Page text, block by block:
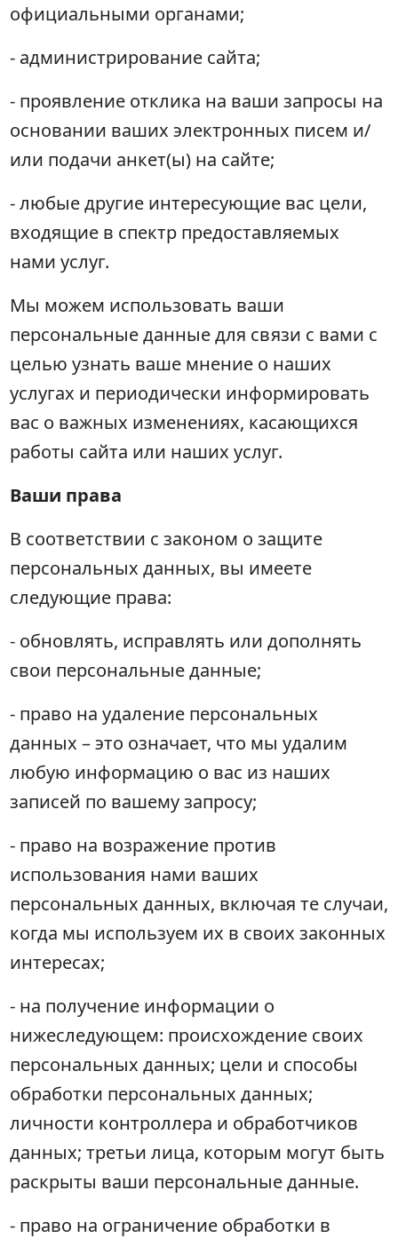
официальными органами;
- администрирование сайта;
- проявление отклика на ваши запросы на
основании ваших электронных писем и/
или подачи анкет(ы) на сайте;
- любые другие интересующие вас цели,
входящие в спектр предоставляемых
нами услуг.
Мы можем использовать ваши
персональные данные для связи с вами c
целью узнать ваше мнение о наших
услугах и периодически информировать
вас о важных изменениях, касающихся
работы сайта или наших услуг.
Ваши права
В соответствии с законом о защите
персональных данных, вы имеете
следующие права:
- обновлять, исправлять или дополнять
свои персональные данные;
- право на удаление персональных
данных – это означает, что мы удалим
любую информацию о вас из наших
записей по вашему запросу;
- право на возражение против
использования нами ваших
персональных данных, включая те случаи,
когда мы используем их в своих законных
интересах;
- на получение информации о
нижеследующем: происхождение своих
персональных данных; цели и способы
обработки персональных данных;
личности контроллера и обработчиков
данных; третьи лица, которым могут быть
раскрыты ваши персональные данные.
- право на ограничение обработки в